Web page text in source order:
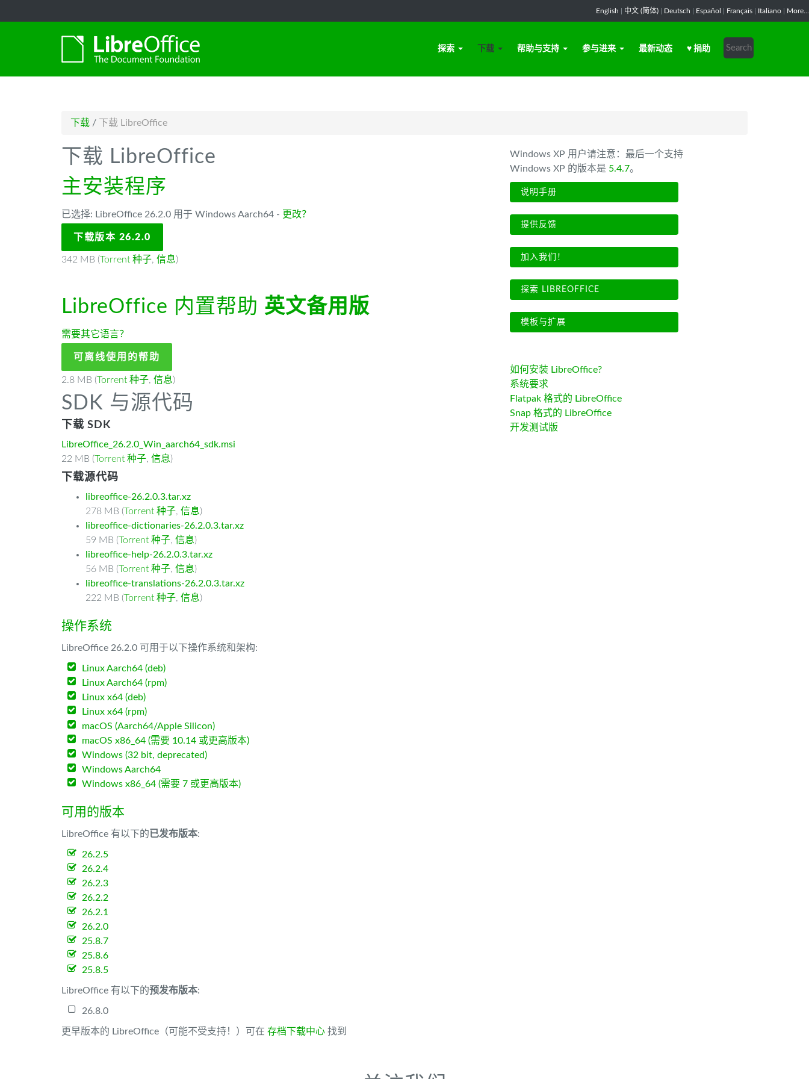
English 中文 (简体) Deutsch Español Français Italiano More...
探索 下载 帮助与支持 参与进来 最新动态 ♥ 捐助
下载 / 下载 LibreOffice
下载 LibreOffice
主安装程序
已选择: LibreOffice 26.2.0 用于 Windows Aarch64 - 更改？
下载版本 26.2.0
342 MB (Torrent 种子, 信息)
LibreOffice 内置帮助 英文备用版
需要其它语言？
可离线使用的帮助
2.8 MB (Torrent 种子, 信息)
SDK 与源代码
下载 SDK
LibreOffice_26.2.0_Win_aarch64_sdk.msi
22 MB (Torrent 种子, 信息)
下载源代码
libreoffice-26.2.0.3.tar.xz
278 MB (Torrent 种子, 信息)
libreoffice-dictionaries-26.2.0.3.tar.xz
59 MB (Torrent 种子, 信息)
libreoffice-help-26.2.0.3.tar.xz
56 MB (Torrent 种子, 信息)
libreoffice-translations-26.2.0.3.tar.xz
222 MB (Torrent 种子, 信息)
操作系统
LibreOffice 26.2.0 可用于以下操作系统和架构:
Linux Aarch64 (deb)
Linux Aarch64 (rpm)
Linux x64 (deb)
Linux x64 (rpm)
macOS (Aarch64/Apple Silicon)
macOS x86_64 (需要 10.14 或更高版本)
Windows (32 bit, deprecated)
Windows Aarch64
Windows x86_64 (需要 7 或更高版本)
可用的版本
LibreOffice 有以下的已发布版本:
26.2.5
26.2.4
26.2.3
26.2.2
26.2.1
26.2.0
25.8.7
25.8.6
25.8.5
LibreOffice 有以下的预发布版本:
26.8.0
更早版本的 LibreOffice（可能不受支持！）可在 存档下载中心 找到
Windows XP 用户请注意：最后一个支持
Windows XP 的版本是 5.4.7。
说明手册
提供反馈
加入我们！
探索 LIBREOFFICE
模板与扩展
如何安装 LibreOffice?
系统要求
Flatpak 格式的 LibreOffice
Snap 格式的 LibreOffice
开发测试版